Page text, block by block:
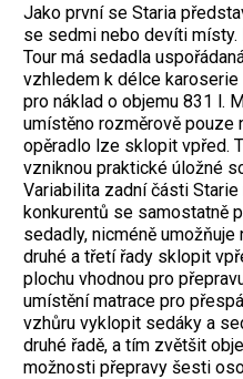
Jako první se Staria
se sedmi nebo devíti místy.
Tour má sedadla
vzhledem k délce
pro náklad o objemu 831 l.
umístěno rozměrově pouze
opěradlo lze sklopit vpřed.
vzniknou praktické úložné
Variabilita zadní části
konkurentů se samostatně
sedadly, nicméně
druhé a třetí řady sklopit
plochu vhodnou pro
umístění matrace pro
vzhůru vyklopit sedáky a
druhé řadě, a tím zvětšit
možnosti přepravy šesti